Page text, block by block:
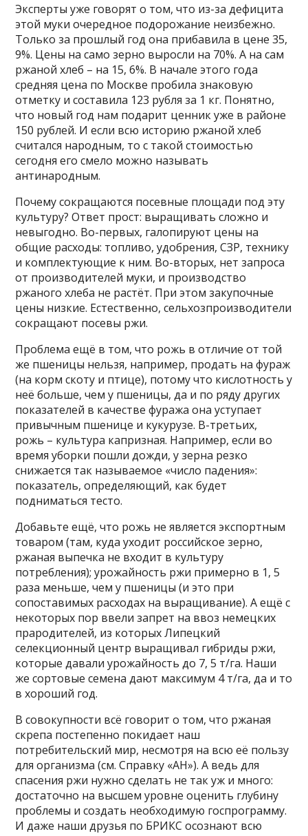
Эксперты уже говорят о том, что из-за дефицита
этой муки очередное подорожание неизбежно.
Только за прошлый год она прибавила в цене 35,
9%. Цены на само зерно выросли на 70%. А на сам
ржаной хлеб – на 15, 6%. В начале этого года
средняя цена по Москве пробила знаковую
отметку и составила 123 рубля за 1 кг. Понятно,
что новый год нам подарит ценник уже в районе
150 рублей. И если всю историю ржаной хлеб
считался народным, то с такой стоимостью
сегодня его смело можно называть
антинародным.
Почему сокращаются посевные площади под эту
культуру? Ответ прост: выращивать сложно и
невыгодно. Во-первых, галопируют цены на
общие расходы: топливо, удобрения, СЗР, технику
и комплектующие к ним. Во-вторых, нет запроса
от производителей муки, и производство
ржаного хлеба не растёт. При этом закупочные
цены низкие. Естественно, сельхозпроизводители
сокращают посевы ржи.
Проблема ещё в том, что рожь в отличие от той
же пшеницы нельзя, например, продать на фураж
(на корм скоту и птице), потому что кислотность у
неё больше, чем у пшеницы, да и по ряду других
показателей в качестве фуража она уступает
привычным пшенице и кукурузе. В-третьих,
рожь – культура капризная. Например, если во
время уборки пошли дожди, у зерна резко
снижается так называемое «число падения»:
показатель, определяющий, как будет
подниматься тесто.
Добавьте ещё, что рожь не является экспортным
товаром (там, куда уходит российское зерно,
ржаная выпечка не входит в культуру
потребления); урожайность ржи примерно в 1, 5
раза меньше, чем у пшеницы (и это при
сопоставимых расходах на выращивание). А ещё с
некоторых пор ввели запрет на ввоз немецких
прародителей, из которых Липецкий
селекционный центр выращивал гибриды ржи,
которые давали урожайность до 7, 5 т/га. Наши
же сортовые семена дают максимум 4 т/га, да и то
в хороший год.
В совокупности всё говорит о том, что ржаная
скрепа постепенно покидает наш
потребительский мир, несмотря на всю её пользу
для организма (см. Справку «АН»). А ведь для
спасения ржи нужно сделать не так уж и много:
достаточно на высшем уровне оценить глубину
проблемы и создать необходимую госпрограмму.
И даже наши друзья по БРИКС осознают всю